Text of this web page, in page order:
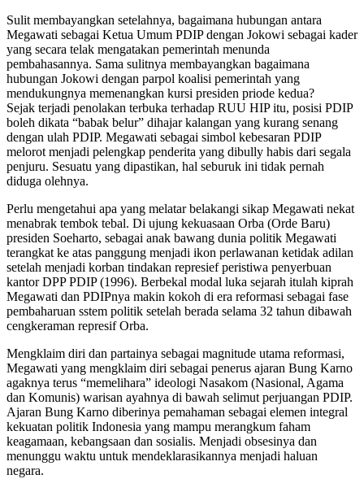
Sulit membayangkan setelahnya, bagaimana hubungan antara
Megawati sebagai Ketua Umum PDIP dengan Jokowi sebagai kader
yang secara telak mengatakan pemerintah menunda
pembahasannya. Sama sulitnya membayangkan bagaimana
hubungan Jokowi dengan parpol koalisi pemerintah yang
mendukungnya memenangkan kursi presiden priode kedua?
Sejak terjadi penolakan terbuka terhadap RUU HIP itu, posisi PDIP
boleh dikata “babak belur” dihajar kalangan yang kurang senang
dengan ulah PDIP. Megawati sebagai simbol kebesaran PDIP
melorot menjadi pelengkap penderita yang dibully habis dari segala
penjuru. Sesuatu yang dipastikan, hal seburuk ini tidak pernah
diduga olehnya.
Perlu mengetahui apa yang melatar belakangi sikap Megawati nekat
menabrak tembok tebal. Di ujung kekuasaan Orba (Orde Baru)
presiden Soeharto, sebagai anak bawang dunia politik Megawati
terangkat ke atas panggung menjadi ikon perlawanan ketidak adilan
setelah menjadi korban tindakan represief peristiwa penyerbuan
kantor DPP PDIP (1996). Berbekal modal luka sejarah itulah kiprah
Megawati dan PDIPnya makin kokoh di era reformasi sebagai fase
pembaharuan sstem politik setelah berada selama 32 tahun dibawah
cengkeraman represif Orba.
Mengklaim diri dan partainya sebagai magnitude utama reformasi,
Megawati yang mengklaim diri sebagai penerus ajaran Bung Karno
agaknya terus “memelihara” ideologi Nasakom (Nasional, Agama
dan Komunis) warisan ayahnya di bawah selimut perjuangan PDIP.
Ajaran Bung Karno diberinya pemahaman sebagai elemen integral
kekuatan politik Indonesia yang mampu merangkum faham
keagamaan, kebangsaan dan sosialis. Menjadi obsesinya dan
menunggu waktu untuk mendeklarasikannya menjadi haluan
negara.